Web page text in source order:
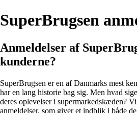
SuperBrugsen
Anmeldelser af
kunderne?
SuperBrugsen er en af Danmarks mest
har en lang historie bag sig. Men hvad
deres oplevelser i supermarkedskæden?
anmeldelser, som giver et indblik i både